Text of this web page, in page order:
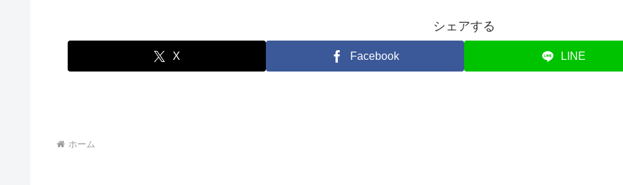
シェアする
X Facebook LINE
ホーム